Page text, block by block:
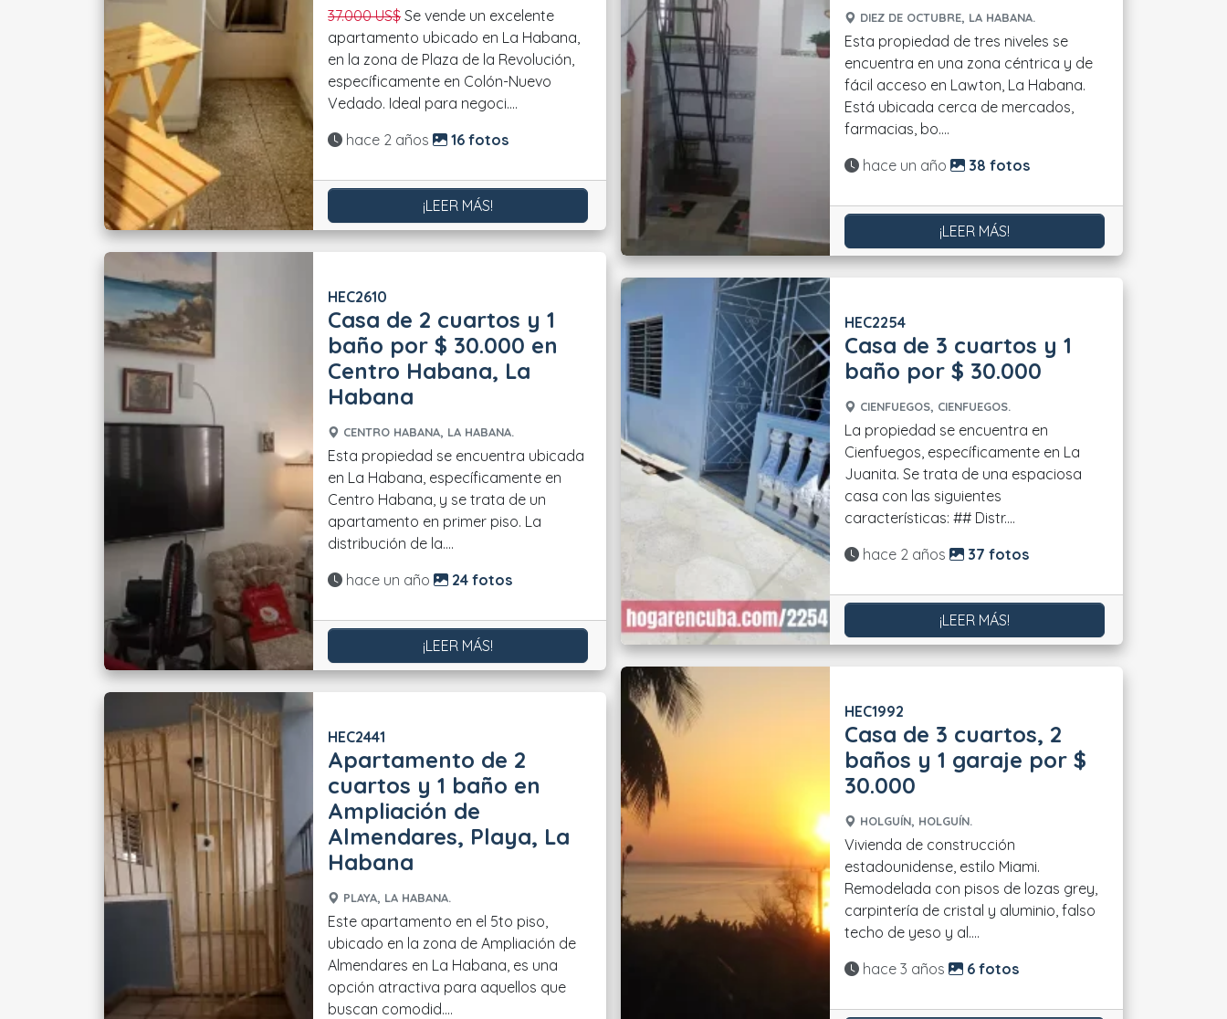
37.000 US$Se vende un excelente
apartamento ubicado en La Habana,
en la zona de Plaza de la Revolución,
específicamente en Colón-Nuevo
Vedado. Ideal para negoci....
Actualizado:
hace 2 años 16 fotos
¡LEER MÁS!
HEC2610
Casa de 2 cuartos y 1
baño por $ 30.000 en
Centro Habana, La
Habana
CENTRO HABANA, LA HABANA.
Esta propiedad se encuentra ubicada
en La Habana, específicamente en
Centro Habana, y se trata de un
apartamento en primer piso. La
distribución de la....
Actualizado:
hace un año 24 fotos
¡LEER MÁS!
HEC2441
Apartamento de 2
cuartos y 1 baño en
Ampliación de
Almendares, Playa, La
Habana
PLAYA, LA HABANA.
Este apartamento en el 5to piso,
ubicado en la zona de Ampliación de
Almendares en La Habana, es una
opción atractiva para aquellos que
buscan comodid....
DIEZ DE OCTUBRE, LA HABANA.
Esta propiedad de tres niveles se
encuentra en una zona céntrica y de
fácil acceso en Lawton, La Habana.
Está ubicada cerca de mercados,
farmacias, bo....
Actualizado:
hace un año 38 fotos
¡LEER MÁS!
HEC2254
Casa de 3 cuartos y 1
baño por $ 30.000
CIENFUEGOS, CIENFUEGOS.
La propiedad se encuentra en
Cienfuegos, específicamente en La
Juanita. Se trata de una espaciosa
casa con las siguientes
características: ## Distr....
Actualizado:
hace 2 años 37 fotos
¡LEER MÁS!
HEC1992
Casa de 3 cuartos, 2
baños y 1 garaje por $
30.000
HOLGUÍN, HOLGUÍN.
Vivienda de construcción
estadounidense, estilo Miami.
Remodelada con pisos de lozas grey,
carpintería de cristal y aluminio, falso
techo de yeso y al....
Actualizado:
hace 3 años 6 fotos